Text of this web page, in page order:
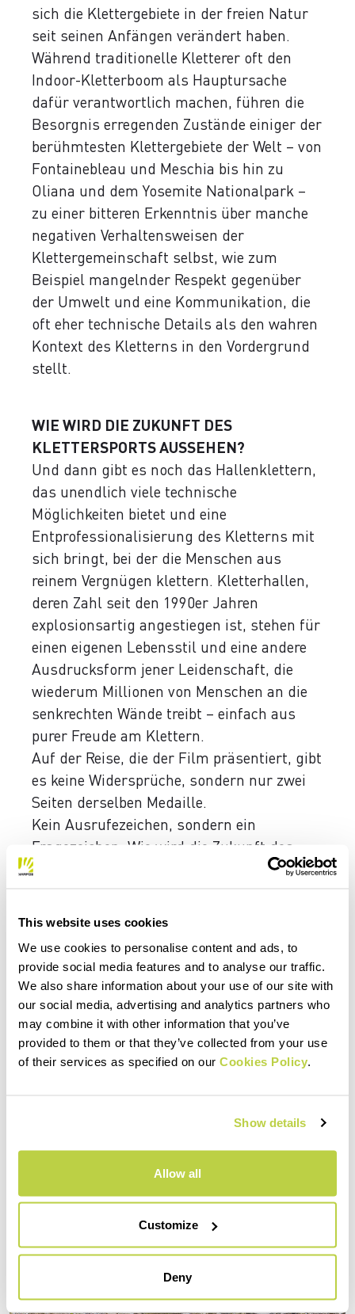
This website uses cookies
We use cookies to personalise content and ads, to
provide social media features and to analyse our traffic.
We also share information about your use of our site with
our social media, advertising and analytics partners who
may combine it with other information that you’ve
provided to them or that they’ve collected from your use
of their services as specified on our Cookies Policy
Show details
Allow all
Customize
Deny
sich die Klettergebiete in der freien Natur
seit seinen Anfängen verändert haben.
Während traditionelle Kletterer oft den
Indoor-Kletterboom als Hauptursache
dafür verantwortlich machen, führen die
Besorgnis erregenden Zustände einiger der
berühmtesten Klettergebiete der Welt – von
Fontainebleau und Meschia bis hin zu
Oliana und dem Yosemite Nationalpark –
zu einer bitteren Erkenntnis über manche
negativen Verhaltensweisen der
Klettergemeinschaft selbst, wie zum
Beispiel mangelnder Respekt gegenüber
der Umwelt und eine Kommunikation, die
oft eher technische Details als den wahren
Kontext des Kletterns in den Vordergrund
stellt.
WIE WIRD DIE ZUKUNFT DES
KLETTERSPORTS AUSSEHEN?
Und dann gibt es noch das Hallenklettern,
das unendlich viele technische
Möglichkeiten bietet und eine
Entprofessionalisierung des Kletterns mit
sich bringt, bei der die Menschen aus
reinem Vergnügen klettern. Kletterhallen,
deren Zahl seit den 1990er Jahren
explosionsartig angestiegen ist, stehen für
einen eigenen Lebensstil und eine andere
Ausdrucksform jener Leidenschaft, die
wiederum Millionen von Menschen an die
senkrechten Wände treibt – einfach aus
purer Freude am Klettern.
Auf der Reise, die der Film präsentiert, gibt
es keine Widersprüche, sondern nur zwei
Seiten derselben Medaille.
Kein Ausrufezeichen, sondern ein
Fragezeichen: Wie wird die Zukunft des
Kletterns aussehen?